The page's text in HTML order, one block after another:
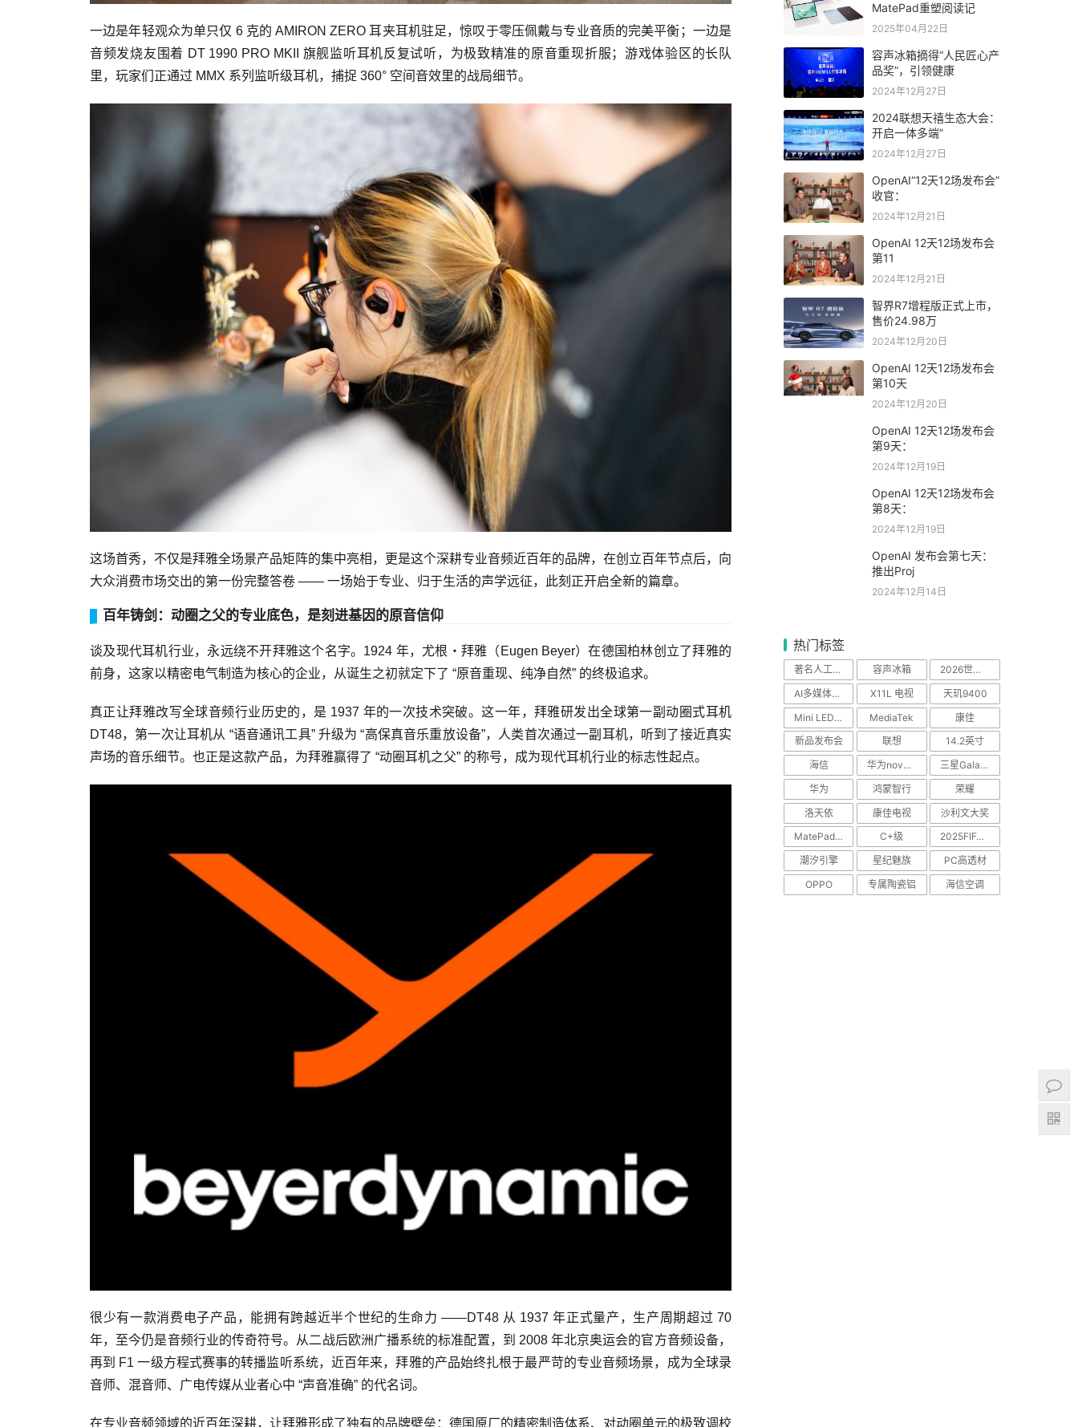
一边是年轻观众为单只仅 6 克的 AMIRON ZERO 耳夹耳机驻足，惊叹于零压佩戴与专业音质的完美平衡；一边是
音频发烧友围着 DT 1990 PRO MKII 旗舰监听耳机反复试听，为极致精准的原音重现折服；游戏体验区的长队
里，玩家们正通过 MMX 系列监听级耳机，捕捉 360° 空间音效里的战局细节。
这场首秀，不仅是拜雅全场景产品矩阵的集中亮相，更是这个深耕专业音频近百年的品牌，在创立百年节点后，向
大众消费市场交出的第一份完整答卷 —— 一场始于专业、归于生活的声学远征，此刻正开启全新的篇章。
百年铸剑：动圈之父的专业底色，是刻进基因的原音信仰
谈及现代耳机行业，永远绕不开拜雅这个名字。1924 年，尤根・拜雅（Eugen Beyer）在德国柏林创立了拜雅的
前身，这家以精密电气制造为核心的企业，从诞生之初就定下了 “原音重现、纯净自然” 的终极追求。
真正让拜雅改写全球音频行业历史的，是 1937 年的一次技术突破。这一年，拜雅研发出全球第一副动圈式耳机
DT48，第一次让耳机从 “语音通讯工具” 升级为 “高保真音乐重放设备”，人类首次通过一副耳机，听到了接近真实
声场的音乐细节。也正是这款产品，为拜雅赢得了 “动圈耳机之父” 的称号，成为现代耳机行业的标志性起点。
很少有一款消费电子产品，能拥有跨越近半个世纪的生命力 ——DT48 从 1937 年正式量产，生产周期超过 70
年，至今仍是音频行业的传奇符号。从二战后欧洲广播系统的标准配置，到 2008 年北京奥运会的官方音频设备，
再到 F1 一级方程式赛事的转播监听系统，近百年来，拜雅的产品始终扎根于最严苛的专业音频场景，成为全球录
音师、混音师、广电传媒从业者心中 “声音准确” 的代名词。
在专业音频领域的近百年深耕，让拜雅形成了独有的品牌壁垒：德国原厂的精密制造体系、对动圈单元的极致调校
MatePad重塑阅读记
2025年04月22日
容声冰箱摘得“人民匠心产
品奖”，引领健康
2024年12月27日
2024联想天禧生态大会：
开启一体多端”
2024年12月27日
OpenAI“12天12场发布会”
收官：
2024年12月21日
OpenAI 12天12场发布会
第11
2024年12月21日
智界R7增程版正式上市，
售价24.98万
2024年12月20日
OpenAI 12天12场发布会
第10天
2024年12月20日
OpenAI 12天12场发布会
第9天：
2024年12月19日
OpenAI 12天12场发布会
第8天：
2024年12月19日
OpenAI 发布会第七天：
推出Proj
2024年12月14日
热门标签
著名人工智能科学 容声冰箱
2026世界杯
AI多媒体中心
X11L 电视
天玑9400
Mini LED电视
MediaTek
康佳
新品发布会
联想
14.2英寸
海信
华为nova Flip
三星Galaxy S25 Edge
华为
鸿蒙智行
荣耀
洛天依
康佳电视
沙利文大奖
MatePad Pro
C+级
2025FIFA世俱杯
潮汐引擎
星纪魅族
PC高透材
OPPO
专属陶瓷铝 海信空调